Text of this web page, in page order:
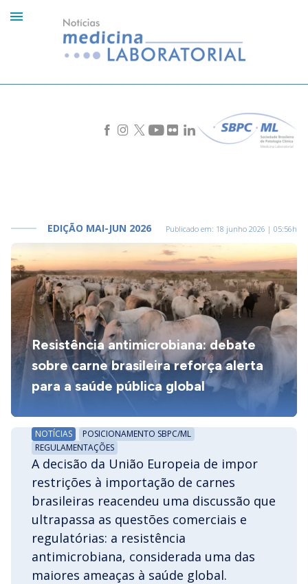
EDIÇÃO MAI-JUN 2026 Publicado em: 18 junho 2026 | 05:56h
Resistência antimicrobiana: debate
sobre carne brasileira reforça alerta
para a saúde pública global
NOTÍCIAS
POSICIONAMENTO SBPC/ML
REGULAMENTAÇÕES
A decisão da União Europeia de impor
restrições à importação de carnes
brasileiras reacendeu uma discussão que
ultrapassa as questões comerciais e
regulatórias: a resistência
antimicrobiana, considerada uma das
maiores ameaças à saúde global.